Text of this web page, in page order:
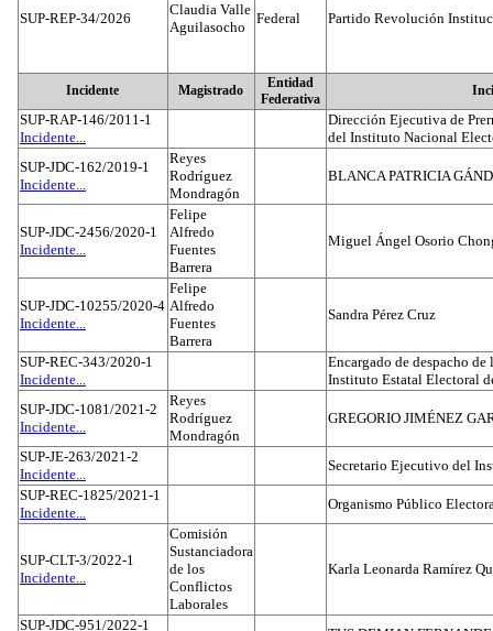
SUP-REP-34/2026
Claudia Valle
Aguilasocho
Federal Partido Revolución
Incidente Magistrado
Entidad
Federativa
SUP-RAP-146/2011-1
Incidente...
Dirección Ejecutiva de
del Instituto Nacional
SUP-JDC-162/2019-1
Incidente...
Reyes
Rodríguez
Mondragón
BLANCA PATRICIA
SUP-JDC-2456/2020-1
Incidente...
Felipe
Alfredo
Fuentes
Barrera
Miguel Ángel Osorio
SUP-JDC-10255/2020-4
Incidente...
Felipe
Alfredo
Fuentes
Barrera
Sandra Pérez Cruz
SUP-REC-343/2020-1
Incidente...
Encargado de despacho
Instituto Estatal Electoral
SUP-JDC-1081/2021-2
Incidente...
Reyes
Rodríguez
Mondragón
GREGORIO JIMÉNEZ
SUP-JE-263/2021-2
Incidente...
Secretario Ejecutivo del
SUP-REC-1825/2021-1
Incidente...
Organismo Público
SUP-CLT-3/2022-1
Incidente...
Comisión
Sustanciadora
de los
Conflictos
Laborales
Karla Leonarda Ramírez
SUP-JDC-951/2022-1